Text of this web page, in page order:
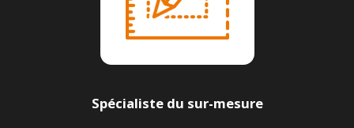
Spécialiste du sur-mesure